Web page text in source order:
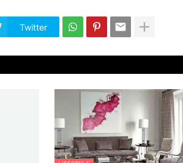
Twitter